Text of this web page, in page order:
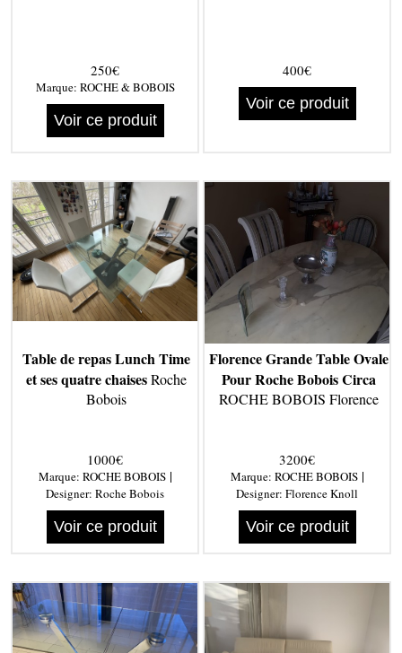
250€
Marque: ROCHE & BOBOIS
Voir ce produit
400€
Voir ce produit
Table de repas Lunch Time
et ses quatre chaisesRoche
Bobois
1000€
Marque: ROCHE BOBOIS|
Designer: Roche Bobois
Voir ce produit
Florence Grande Table Ovale
Pour Roche Bobois Circa
ROCHE BOBOIS Florence
3200€
Marque: ROCHE BOBOIS|
Designer: Florence Knoll
Voir ce produit